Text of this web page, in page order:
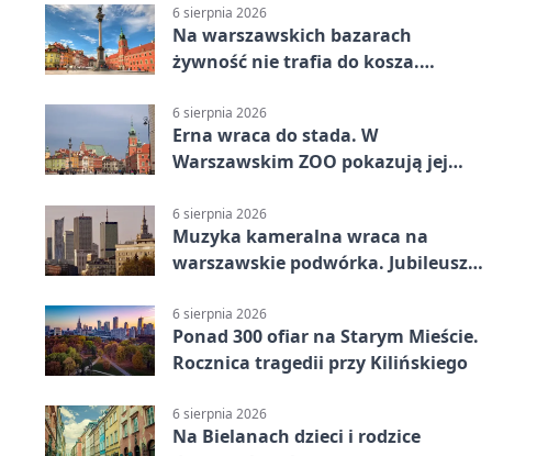
6 sierpnia 2026
Na warszawskich bazarach
żywność nie trafia do kosza.
6 sierpnia 2026
Erna wraca do stada. W
Warszawskim ZOO pokazują jej
6 sierpnia 2026
Muzyka kameralna wraca na
warszawskie podwórka. Jubileusz
6 sierpnia 2026
Ponad 300 ofiar na Starym Mieście.
Rocznica tragedii przy Kilińskiego
6 sierpnia 2026
Na Bielanach dzieci i rodzice